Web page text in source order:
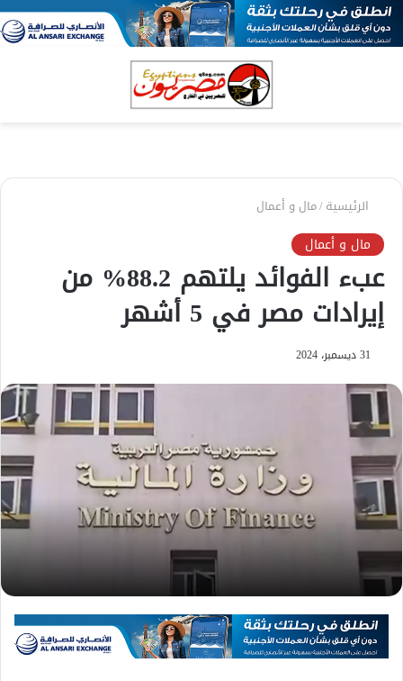
الرئيسية/مال و أعمال
مال و أعمال
عبء الفوائد يلتهم 88.2% من
إيرادات مصر في 5 أشهر
31 ديسمبر، 2024